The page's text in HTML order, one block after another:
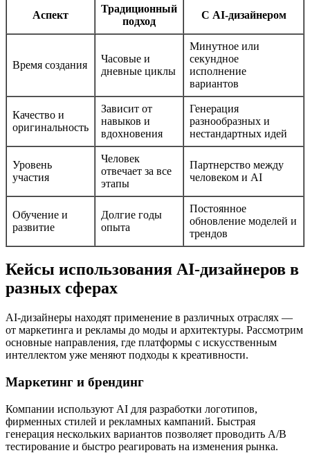
Аспект
Традиционный
подход
С AI-дизайнером
Время создания
Часовые и
дневные циклы
Минутное или
секундное
исполнение
вариантов
Качество и
оригинальность
Зависит от
навыков и
вдохновения
Генерация
разнообразных и
нестандартных идей
Уровень
участия
Человек
отвечает за все
этапы
Партнерство между
человеком и AI
Обучение и
развитие
Долгие годы
опыта
Постоянное
обновление моделей и
трендов
Кейсы использования AI-дизайнеров в
разных сферах
AI-дизайнеры находят применение в различных отраслях —
от маркетинга и рекламы до моды и архитектуры. Рассмотрим
основные направления, где платформы с искусственным
интеллектом уже меняют подходы к креативности.
Маркетинг и брендинг
Компании используют AI для разработки логотипов,
фирменных стилей и рекламных кампаний. Быстрая
генерация нескольких вариантов позволяет проводить A/B
тестирование и быстро реагировать на изменения рынка.